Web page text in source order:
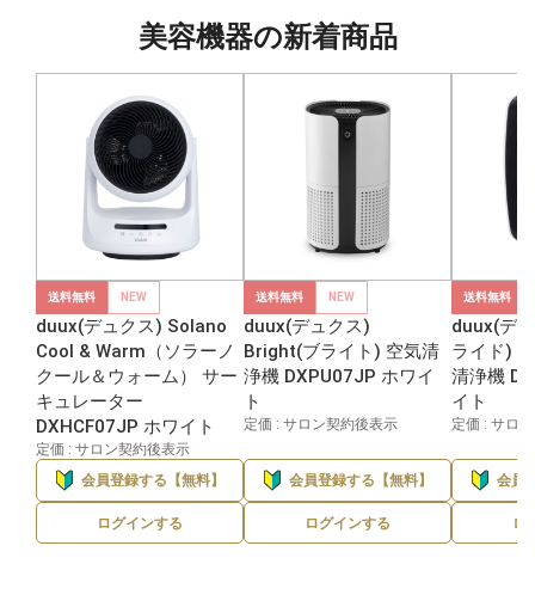
美容機器の新着商品
送料無料 NEW
duux(デュクス) Solano
Cool & Warm（ソラーノ
クール＆ウォーム） サー
キュレーター
DXHCF07JP ホワイト
定価 : サロン契約後表示
会員登録する【無料】
ログインする
送料無料 NEW
duux(デュクス)
Bright(ブライト) 空気清
浄機 DXPU07JP ホワイ
ト
定価 : サロン契約後表示
会員登録する【無料】
ログインする
送料無料
duux(デ
ライド)
清浄機
イト
定価 : サロ
会員
ロ